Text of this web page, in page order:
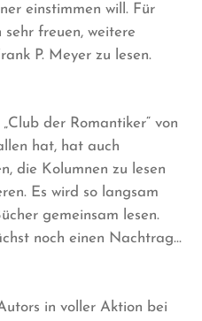
einstimmen will. Für
sehr freuen, weitere
P. Meyer zu lesen.
der Romantiker“ von
hat, hat auch
die Kolumnen zu lesen
Es wird so langsam
gemeinsam lesen.
noch einen Nachtrag…
in voller Aktion bei